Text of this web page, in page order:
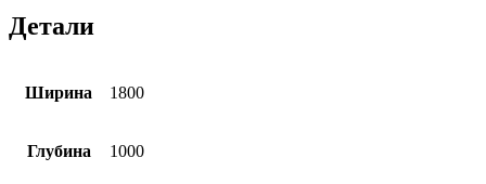
Детали
Ширина 1800
Глубина 1000